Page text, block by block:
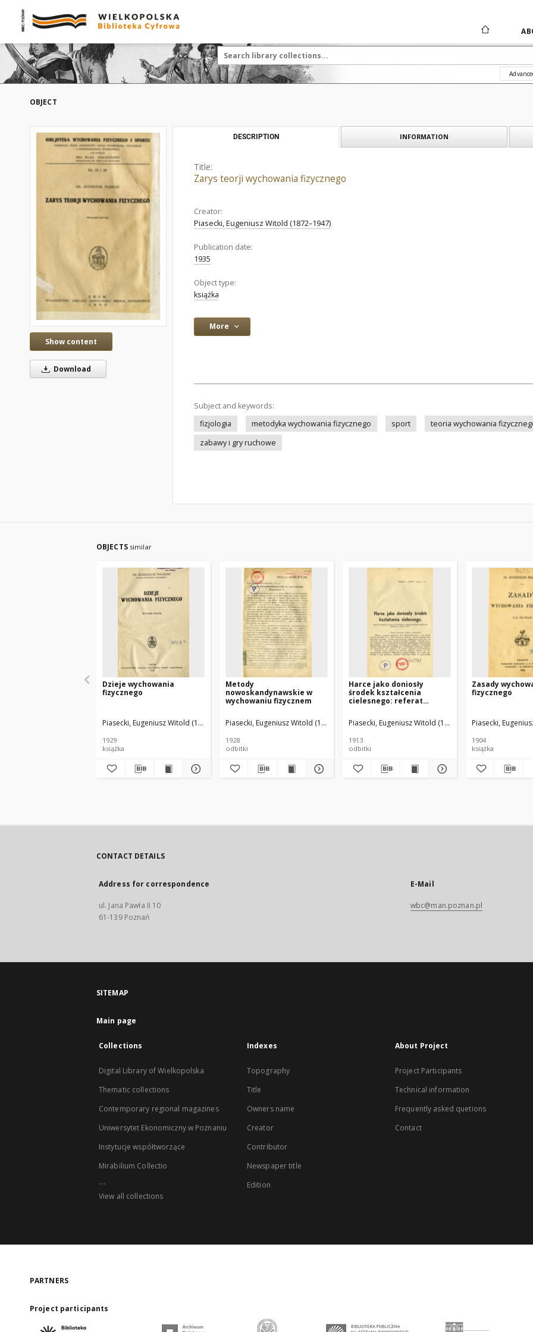
OBJECT
Show content
Download
DESCRIPTION INFORMATION
Title:
Zarys teorji wychowania fizycznego
Creator:
Piasecki, Eugeniusz Witold (1872–1947)
Publication date:
1935
Object type:
książka
More
Subject and keywords:
fizjologia
metodyka wychowania fizycznego sport teoria wychowania
zabawy i gry ruchowe
OBJECTS similar
Dzieje wychowania
fizycznego
Piasecki, Eugeniusz Witold (1872–1947)
1929
książka
Metody
nowoskandynawskie w
wychowaniu fizycznem
Piasecki, Eugeniusz Witold (1872–1947)
1928
odbitki
Harce jako doniosły
środek kształcenia
cielesnego: referat
Kongresu
międzynarodowego
Paryżu, 1913 r.
Piasecki, Eugeniusz Witold (1872–1947)
1913
odbitki
Zasady
fizycznego
Piasecki,
1904
książka
CONTACT DETAILS
Address for correspondence
ul. Jana Pawła II 10
61-139 Poznań
E-Mail
wbc@man.poznan.pl
SITEMAP
Main page
Collections
Digital Library of Wielkopolska
Thematic collections
Contemporary regional magazines
Uniwersytet Ekonomiczny w Poznaniu
Instytucje współtworzące
Mirabilium Collectio
...
View all collections
Indexes
Topography
Title
Owners name
Creator
Contributor
Newspaper title
Edition
About Project
Project Participants
Technical information
Frequently asked quetions
Contact
PARTNERS
Project participants